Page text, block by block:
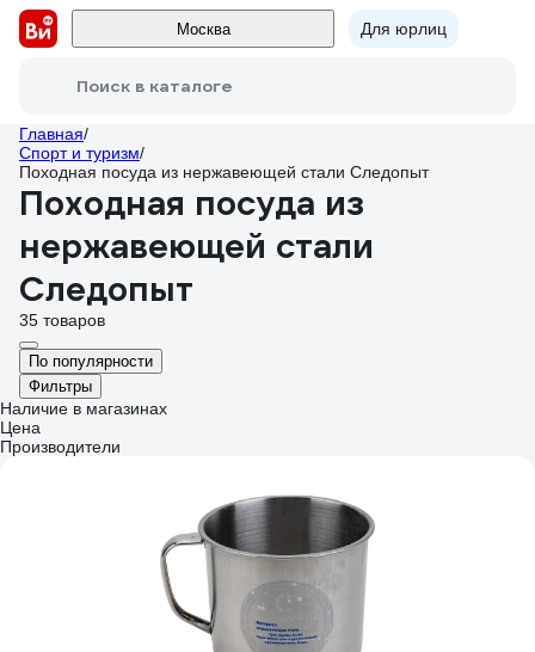
Москва Для юрлиц
Поиск в каталоге
Главная/
Спорт и туризм/
Походная посуда из нержавеющей стали Следопыт
Походная посуда из
нержавеющей стали
Следопыт
35 товаров
По популярности
Фильтры
Наличие в магазинах
Цена
Производители